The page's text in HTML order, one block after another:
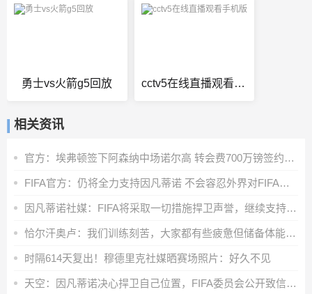
勇士vs火箭g5回放 cctv5在线直播观看手机版
相关资讯
官方：埃弗顿签下阿森纳中场诺尔高 转会费700万镑签约2年
FIFA官方：仍将全力支持因凡蒂诺 不会容忍外界对FIFA诚信的攻击
因凡蒂诺社媒：FIFA将采取一切措施捍卫声誉，继续支持足球的发展
恰尔汗奥卢：我们训练刻苦，大家都有些疲惫但储备体能至关重要
时隔614天复出！穆德里克社媒晒赛场照片：好久不见
天空：因凡蒂诺决心捍卫自己位置，FIFA委员会公开致信表达支持